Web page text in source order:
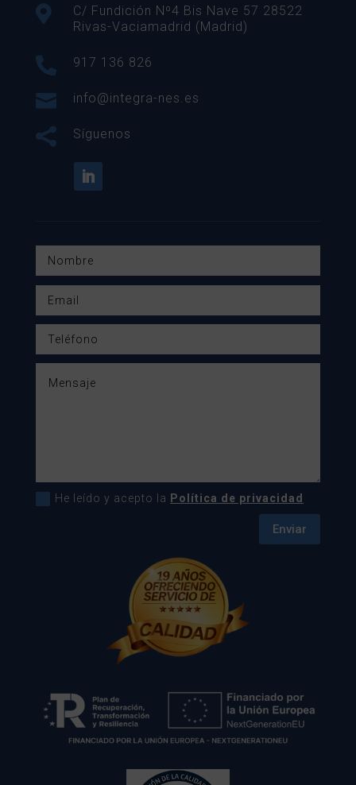

C/ Fundición Nº4 Bis Nave 57 28522
Rivas-Vaciamadrid (Madrid)
 917 136 826
 info@integra-nes.es
 Síguenos
He leído y acepto la Política de privacidad
Enviar